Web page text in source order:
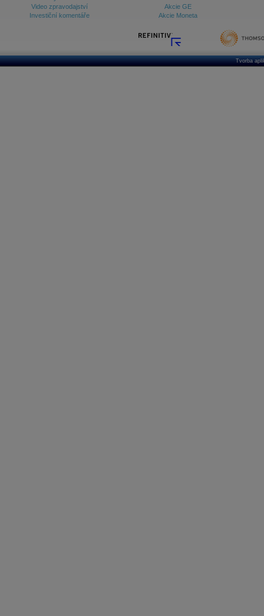
Video zpravodajství
Investiční komentáře
Akcie GE
Akcie Moneta
Tvorba